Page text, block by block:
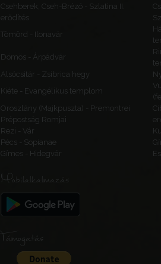
Csehberek, Cseh-Brézó - Szlatina II.
erődítés
Tömörd - Ilonavár
Dömös - Árpádvár
Alsócsitár - Zsibrica hegy
Kiéte - Evangélikus templom
Oroszlány (Majkpuszta) - Premontrei
Prépostság Romjai
Rezi - Vár
Pécs - Sopianae
Gímes - Hidegvár
Mobilalkalmazás
Támogatás